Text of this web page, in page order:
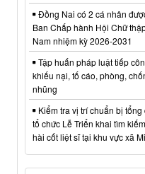
Đồng Nai có 2 cá nhân
Ban Chấp hành Hội Chữ
Nam nhiệm kỳ 2026-2031
Tập huấn pháp luật tiếp
khiếu nại, tố cáo, phòng,
nhũng
Kiểm tra vị trí chuẩn bị tổng
tổ chức Lễ Triển khai tìm
hài cốt liệt sĩ tại khu vực xã